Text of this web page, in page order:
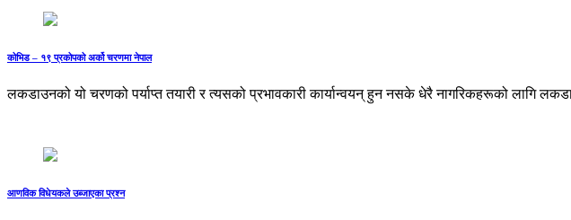
कोभिड – १९ प्रकोपको अर्को चरणमा नेपाल
लकडाउनको यो चरणको पर्याप्त तयारी र त्यसको प्रभावकारी कार्यान्वयन् हुन नसके धेरै नागरिकहरूको लागि
आणविक विधेयकले उब्जाएका प्रश्न